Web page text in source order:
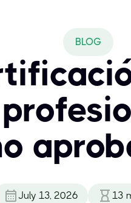
BLOG
July 13, 2026 13